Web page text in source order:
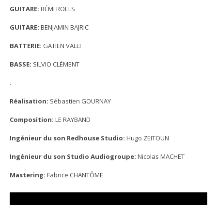
GUITARE: RÉMI ROELS
GUITARE: BENJAMIN BAJRIC
BATTERIE: GATIEN VALLI
BASSE: SILVIO CLÉMENT
.
Réalisation: Sébastien GOURNAY
Composition: LE RAYBAND
Ingénieur du son Redhouse Studio: Hugo ZEITOUN
Ingénieur du son Studio Audiogroupe: Nicolas MACHET
Mastering: Fabrice CHANTÔME